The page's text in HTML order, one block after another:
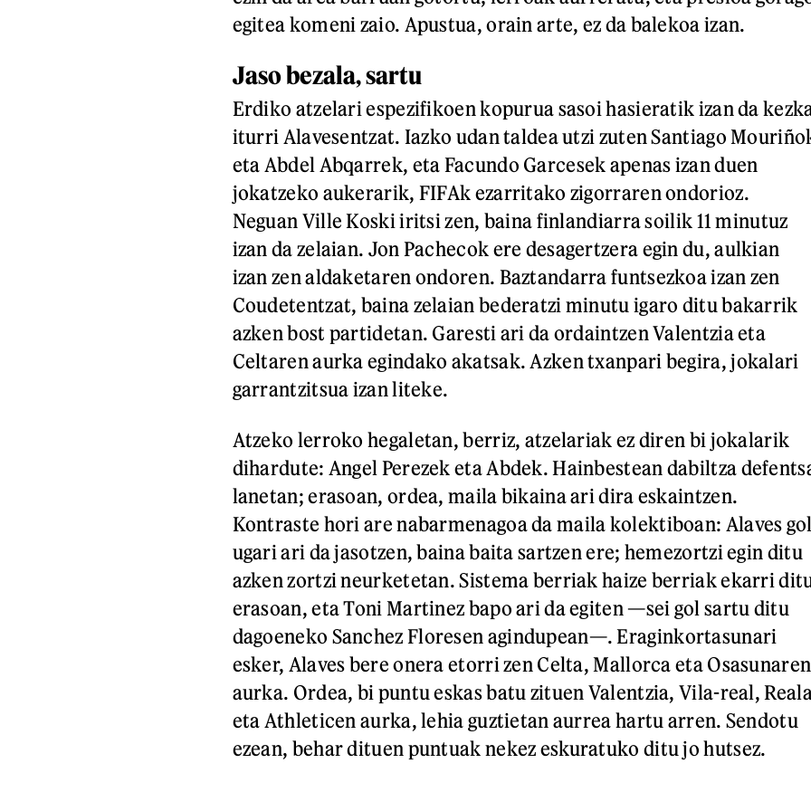
egitea komeni zaio. Apustua, orain arte, ez da balekoa izan.
Jaso bezala, sartu
Erdiko atzelari espezifikoen kopurua sasoi hasieratik izan da
iturri Alavesentzat. Iazko udan taldea utzi zuten Santiago
eta Abdel Abqarrek, eta Facundo Garcesek apenas izan duen
jokatzeko aukerarik, FIFAk ezarritako zigorraren ondorioz.
Neguan Ville Koski iritsi zen, baina finlandiarra soilik 11 minutuz
izan da zelaian. Jon Pachecok ere desagertzera egin du, aulkian
izan zen aldaketaren ondoren. Baztandarra funtsezkoa izan zen
Coudetentzat, baina zelaian bederatzi minutu igaro ditu bakarrik
azken bost partidetan. Garesti ari da ordaintzen Valentzia eta
Celtaren aurka egindako akatsak. Azken txanpari begira, jokalari
garrantzitsua izan liteke.
Atzeko lerroko hegaletan, berriz, atzelariak ez diren bi jokalarik
dihardute: Angel Perezek eta Abdek. Hainbestean dabiltza
lanetan; erasoan, ordea, maila bikaina ari dira eskaintzen.
Kontraste hori are nabarmenagoa da maila kolektiboan: Alaves
ugari ari da jasotzen, baina baita sartzen ere; hemezortzi egin ditu
azken zortzi neurketetan. Sistema berriak haize berriak ekarri
erasoan, eta Toni Martinez bapo ari da egiten —sei gol sartu ditu
dagoeneko Sanchez Floresen agindupean—. Eraginkortasunari
esker, Alaves bere onera etorri zen Celta, Mallorca eta Osasunaren
aurka. Ordea, bi puntu eskas batu zituen Valentzia, Vila-real,
eta Athleticen aurka, lehia guztietan aurrea hartu arren. Sendotu
ezean, behar dituen puntuak nekez eskuratuko ditu jo hutsez.